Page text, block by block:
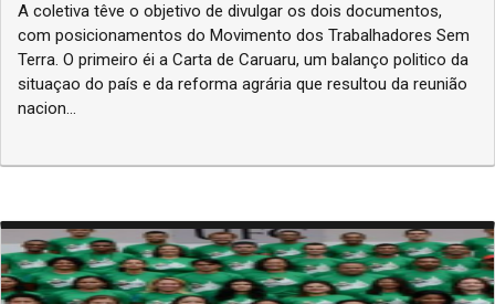
A coletiva têve o objetivo de divulgar os dois documentos,
com posicionamentos do Movimento dos Trabalhadores Sem
Terra. O primeiro éi a Carta de Caruaru, um balanço politico da
situaçao do país e da reforma agrária que resultou da reunião
nacion...